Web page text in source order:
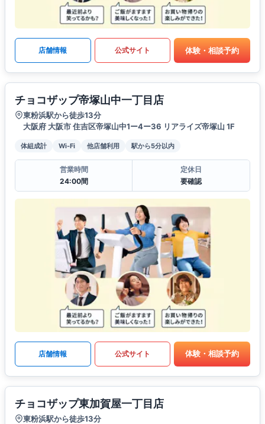
店舗情報 公式サイト 体験・相談予約
チョコザップ帝塚山中一丁目店
東粉浜駅から徒歩13分
大阪府 大阪市 住吉区帝塚山中1ー4ー36 リアライズ帝塚山 1F
体組成計 Wi-Fi 他店舗利用 駅から5分以内
営業時間
24:00間
定休日
要確認
店舗情報 公式サイト 体験・相談予約
チョコザップ東加賀屋一丁目店
東粉浜駅から徒歩13分